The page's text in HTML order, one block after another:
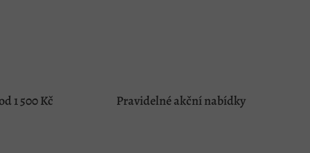
1 500 Kč Pravidelné akční nabídky